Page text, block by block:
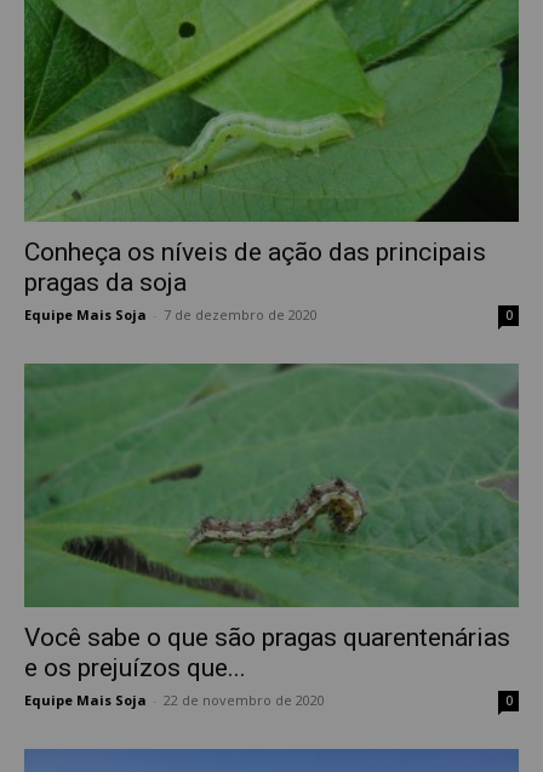
Conheça os níveis de ação das principais
pragas da soja
Equipe Mais Soja 7 de dezembro de 2020 0
Você sabe o que são pragas quarentenárias
e os prejuízos que...
Equipe Mais Soja 22 de novembro de 2020 0